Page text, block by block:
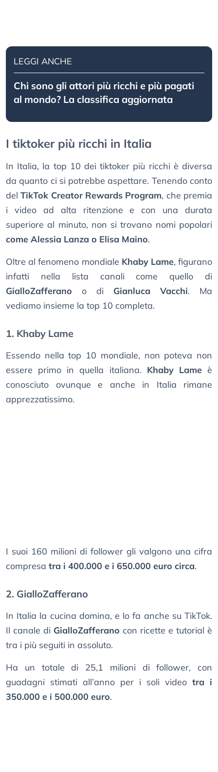
LEGGI ANCHE
Chi sono gli attori più ricchi e più pagati
al mondo? La classifica aggiornata
I tiktoker più ricchi in Italia
In Italia, la top 10 dei tiktoker più ricchi è diversa
da quanto ci si potrebbe aspettare. Tenendo conto
delTikTok Creator Rewards Program, che premia
i video ad alta ritenzione e con una durata
superiore al minuto, non si trovano nomi popolari
come Alessia Lanza o Elisa Maino.
Oltre al fenomeno mondiale Khaby Lame, figurano
infatti nella lista canali come quello di
GialloZafferano o di Gianluca Vacchi. Ma
vediamo insieme la top 10 completa.
1. Khaby Lame
Essendo nella top 10 mondiale, non poteva non
essere primo in quella italiana. Khaby Lameè
conosciuto ovunque e anche in Italia rimane
apprezzatissimo.
I suoi 160 milioni di follower gli valgono una cifra
compresa tra i 400.000 e i 650.000 euro circa.
2. GialloZafferano
In Italia la cucina domina, e lo fa anche su TikTok.
Il canale di GialloZafferano con ricette e tutorial è
tra i più seguiti in assoluto.
Ha un totale di 25,1 milioni di follower, con
guadagni stimati all’anno per i soli video tra i
350.000 e i 500.000 euro.